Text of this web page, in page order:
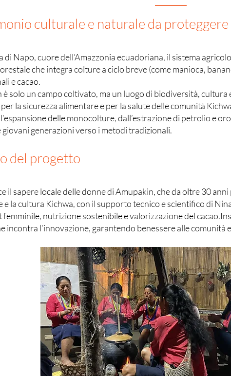
culturale e naturale da proteggere
di Napo, cuore dell’Amazzonia ecuadoriana, il sistema
che integra colture a ciclo breve (come manioca,
e cacao.
è solo un campo coltivato, ma un luogo di biodiversità,
la sicurezza alimentare e per la salute delle comunità
delle monocolture, dall’estrazione di petrolio e
giovani generazioni verso i metodi tradizionali.
del progetto
il sapere locale delle donne di Amupakin, che da oltre 30
e la cultura Kichwa, con il supporto tecnico e scientifico di
nutrizione sostenibile e valorizzazione del
incontra l’innovazione, garantendo benessere alle comunità